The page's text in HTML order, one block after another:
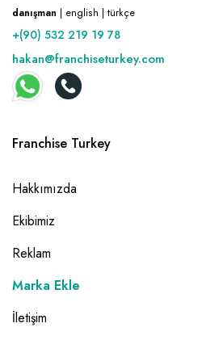
danışman | english | türkçe
+(90) 532 219 19 78
hakan@franchiseturkey.com
Franchise Turkey
Hakkımızda
Ekibimiz
Reklam
Marka Ekle
İletişim